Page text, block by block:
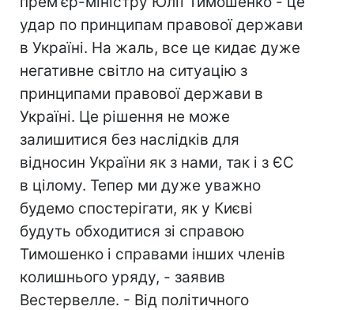
удар по принципам правової держави
в Україні. На жаль, все це кидає дуже
негативне світло на ситуацію з
принципами правової держави в
Україні. Це рішення не може
залишитися без наслідків для
відносин України як з нами, так і з ЄС
в цілому. Тепер ми дуже уважно
будемо спостерігати, як у Києві
будуть обходитися зі справою
Тимошенко і справами інших членів
колишнього уряду, - заявив
Вестервелле. - Від політичного